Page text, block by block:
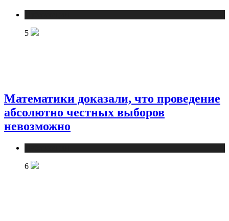
5
Математики доказали, что проведение
абсолютно честных выборов
невозможно
6